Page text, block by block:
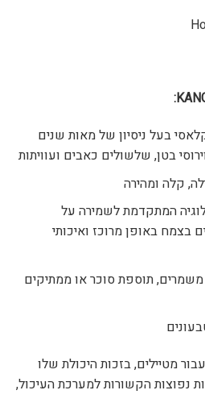
:
בעל ניסיון של מאות שנים
בטן, שלשולים כאבים ועוויתות
קלה ומהירה
המתקדמת לשמירה על
בצמח באופן מרוכז ואיכותי
משמרים, תוספת סוכר או ממתיקים
מטיילים, בזכות היכולת שלו
נפוצות הקשורות למערכת העיכול,